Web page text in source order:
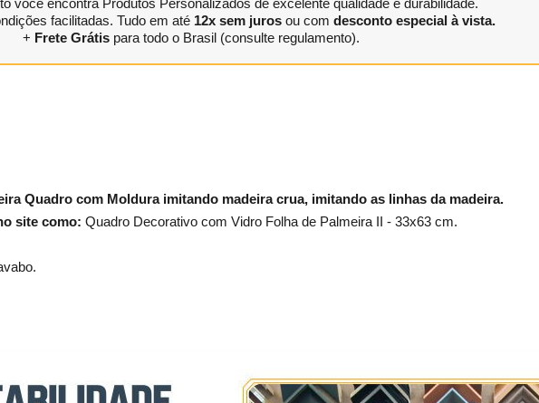
você encontra Produtos Personalizados de excelente qualidade e durabilidade.
facilitadas. Tudo em até 12x sem jurosou com desconto especial à vista.
+ Frete Grátis para todo o Brasil (consulte regulamento).
Quadro com Moldura imitando madeira crua, imitando as linhas da madeira.
site como: Quadro Decorativo com Vidro Folha de Palmeira II - 33x63 cm.